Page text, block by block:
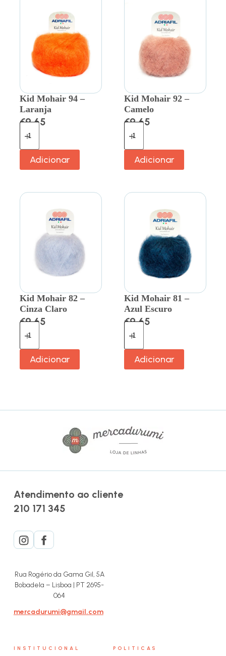
Kid Mohair 94 –
Laranja
€9.65
Adicionar
Kid Mohair 92 –
Camelo
€9.65
Adicionar
Kid Mohair 82 –
Cinza Claro
€9.65
Adicionar
Kid Mohair 81 –
Azul Escuro
€9.65
Adicionar
Atendimento ao cliente
210 171 345
Rua Rogério da Gama Gil, 5A
Bobadela – Lisboa | PT 2695-
064
mercadurumi@gmail.com
INSTITUCIONAL POLITICAS